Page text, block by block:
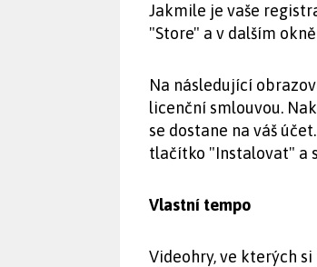
Jakmile je vaše
"Store" a v dalším
Na následující
licenční smlouvou.
se dostane na váš
tlačítko "Instalovat" a
Vlastní tempo
Videohry, ve kterých